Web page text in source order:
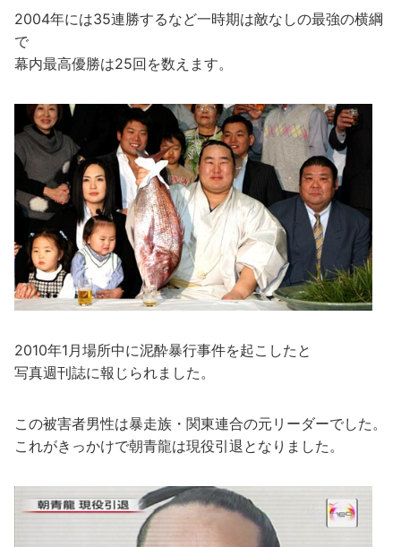
2004年には35連勝するなど一時期は敵なしの最強の横綱
で
幕内最高優勝は25回を数えます。
2010年1月場所中に泥酔暴行事件を起こしたと
写真週刊誌に報じられました。
この被害者男性は暴走族・関東連合の元リーダーでした。
これがきっかけで朝青龍は現役引退となりました。